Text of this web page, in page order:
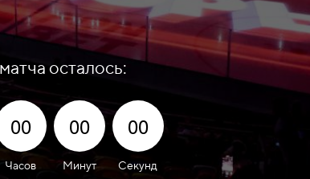
осталось:
00
Часов
00
Минут
00
Секунд